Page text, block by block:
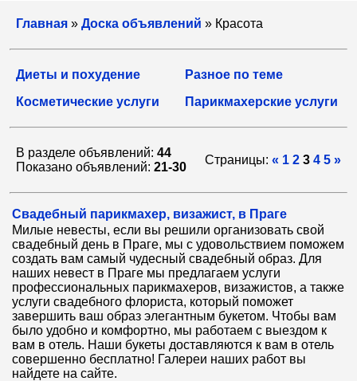
Главная » Доска объявлений » Красота
Диеты и похудение
Разное по теме
Косметические услуги
Парикмахерские услуги
В разделе объявлений: 44
Показано объявлений: 21-30
Страницы: « 1 2 3 4 5 »
Свадебный парикмахер, визажист, в Праге
Милые невесты, если вы решили организовать свой
свадебный день в Праге, мы с удовольствием поможем
создать вам самый чудесный свадебный образ. Для
наших невест в Праге мы предлагаем услуги
профессиональных парикмахеров, визажистов, а также
услуги свадебного флориста, который поможет
завершить ваш образ элегантным букетом. Чтобы вам
было удобно и комфортно, мы работаем с выездом к
вам в отель. Наши букеты доставляются к вам в отель
совершенно бесплатно! Галереи наших работ вы
найдете на сайте.